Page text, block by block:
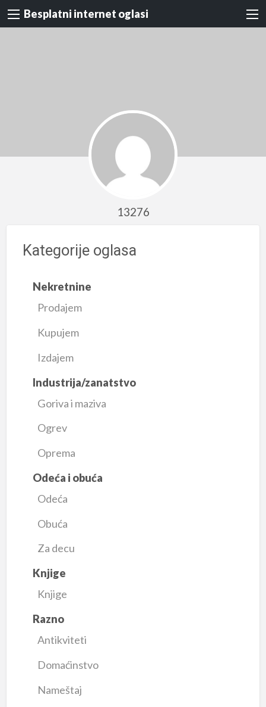
Besplatni internet oglasi
13276
Kategorije oglasa
Nekretnine
Prodajem
Kupujem
Izdajem
Industrija/zanatstvo
Goriva i maziva
Ogrev
Oprema
Odeća i obuća
Odeća
Obuća
Za decu
Knjige
Knjige
Razno
Antikviteti
Domaćinstvo
Nameštaj